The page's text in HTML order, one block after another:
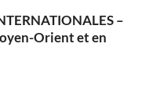
–
Orient et en